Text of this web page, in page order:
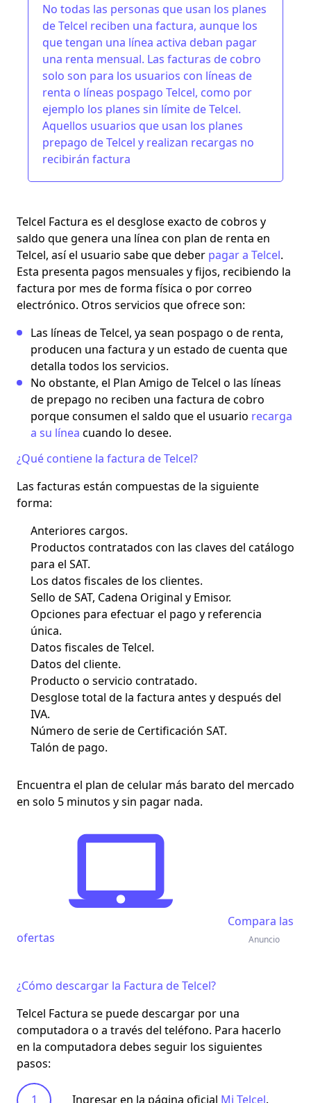
No todas las personas que usan los planes
de Telcel reciben una factura, aunque los
que tengan una línea activa deban pagar
una renta mensual. Las facturas de cobro
solo son para los usuarios con líneas de
renta o líneas pospago Telcel, como por
ejemplo los planes sin límite de Telcel.
Aquellos usuarios que usan los planes
prepago de Telcel y realizan recargas no
recibirán factura
Telcel Factura es el desglose exacto de cobros y
saldo que genera una línea con plan de renta en
Telcel, así el usuario sabe que deber pagar a Telcel.
Esta presenta pagos mensuales y fijos, recibiendo la
factura por mes de forma física o por correo
electrónico. Otros servicios que ofrece son:
Las líneas de Telcel, ya sean pospago o de renta,
producen una factura y un estado de cuenta que
detalla todos los servicios.
No obstante, el Plan Amigo de Telcel o las líneas
de prepago no reciben una factura de cobro
porque consumen el saldo que el usuario recarga
a su línea cuando lo desee.
¿Qué contiene la factura de Telcel?
Las facturas están compuestas de la siguiente
forma:
Anteriores cargos.
Productos contratados con las claves del catálogo
para el SAT.
Los datos fiscales de los clientes.
Sello de SAT, Cadena Original y Emisor.
Opciones para efectuar el pago y referencia
única.
Datos fiscales de Telcel.
Datos del cliente.
Producto o servicio contratado.
Desglose total de la factura antes y después del
IVA.
Número de serie de Certificación SAT.
Talón de pago.
Encuentra el plan de celular más barato del mercado
en solo 5 minutos y sin pagar nada.
Compara las
ofertas
Anuncio
¿Cómo descargar la Factura de Telcel?
Telcel Factura se puede descargar por una
computadora o a través del teléfono. Para hacerlo
en la computadora debes seguir los siguientes
pasos:
Ingresar en la página oficial Mi Telcel.